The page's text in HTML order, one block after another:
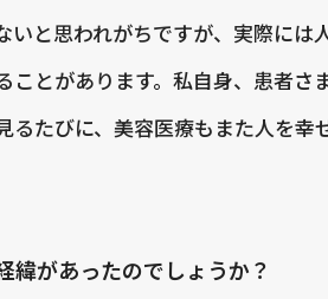
いと思われがちですが、実際には
ことがあります。私自身、患者さ
るたびに、美容医療もまた人を幸
緯があったのでしょうか？